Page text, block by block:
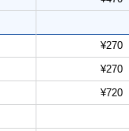
¥270
¥270
¥720